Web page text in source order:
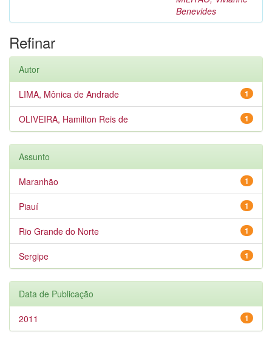
Benevides
Refinar
Autor
1
LIMA, Mônica de Andrade
1
OLIVEIRA, Hamilton Reis de
Assunto
1
Maranhão
1
Piauí
1
Rio Grande do Norte
1
Sergipe
Data de Publicação
1
2011